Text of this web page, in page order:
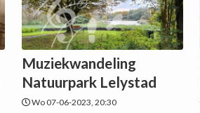
Muziekwandeling
Natuurpark Lelystad
Wo 07-06-2023, 20:30